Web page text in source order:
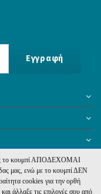
Εγγραφή
Hyper Center
το κουμπί ΑΠΟΔΕΧΟΜΑΙ
μας, ενώ με το κουμπί ΔΕΝ
cookies για την ορθή
άλλαξε τις επιλογές σου από